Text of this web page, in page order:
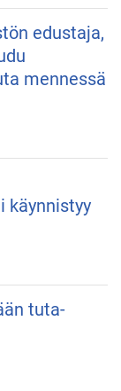
edustaja,
mennessä
käynnistyy
tuta-